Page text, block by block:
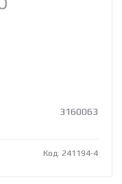
3160063
Код: 241194-4